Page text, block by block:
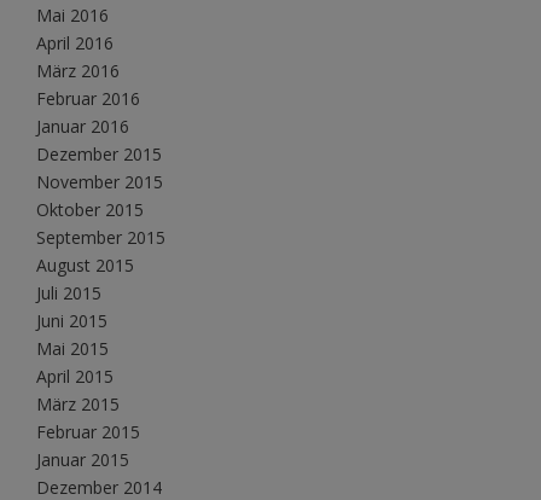
Mai 2016
April 2016
März 2016
Februar 2016
Januar 2016
Dezember 2015
November 2015
Oktober 2015
September 2015
August 2015
Juli 2015
Juni 2015
Mai 2015
April 2015
März 2015
Februar 2015
Januar 2015
Dezember 2014